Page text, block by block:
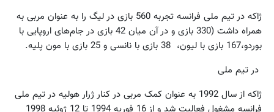
ژاکه در تیم ملی فرانسه تجربه 560 بازی در لیگ را به عنوان مربی به
همراه داشت (330 بازی و در آن میان 42 بازی در جام‌های اروپایی با
بوردو،‌167 بازی با لیون، 38 بازی با نانسی و 25 بازی با مون پلیه.
در تیم ملی
ژاکه از سال 1992 به عنوان کمک مربی در کنار ژرار هولیه در تیم ملی
فرانسه مشغول فعالیت شد و از 16 فوریه 1994 تا 12 ژوئیه 1998